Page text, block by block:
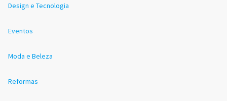
Design e Tecnologia
Eventos
Moda e Beleza
Reformas